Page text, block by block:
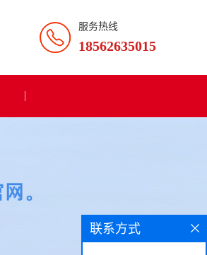
服务热线
18562635015
联系方式